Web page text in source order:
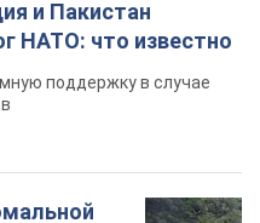
Видео
России